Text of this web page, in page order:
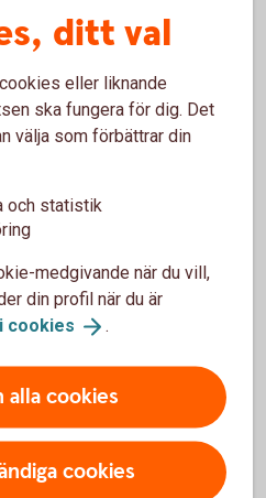
här
ditt val
eller liknande
ska fungera för dig. Det
välja som förbättrar din
och statistik
medgivande när du vill,
din profil när du är
cookies .
alla cookies
cookies